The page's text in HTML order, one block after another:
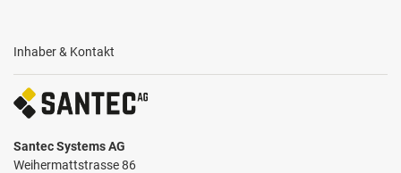
Inhaber & Kontakt
Santec Systems AG
Weihermattstrasse 86